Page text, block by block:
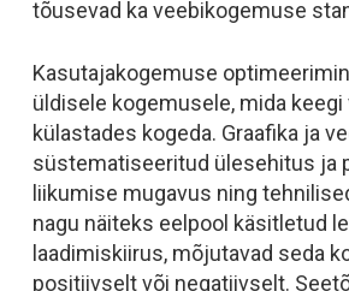
tõusevad ka veebikogemuse
Kasutajakogemuse
üldisele kogemusele, mida
külastades kogeda. Graafika ja
süstematiseeritud ülesehitus ja
liikumise mugavus ning
nagu näiteks eelpool käsitletud
laadimiskiirus, mõjutavad seda
positiivselt või negatiivselt.